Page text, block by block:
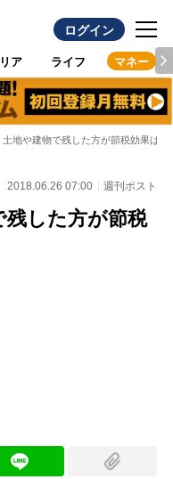
ログイン
ア ライフ マネー
地や建物で残した方が節税効果は大
2018.06.26 07:00 週刊ポスト
した方が節税